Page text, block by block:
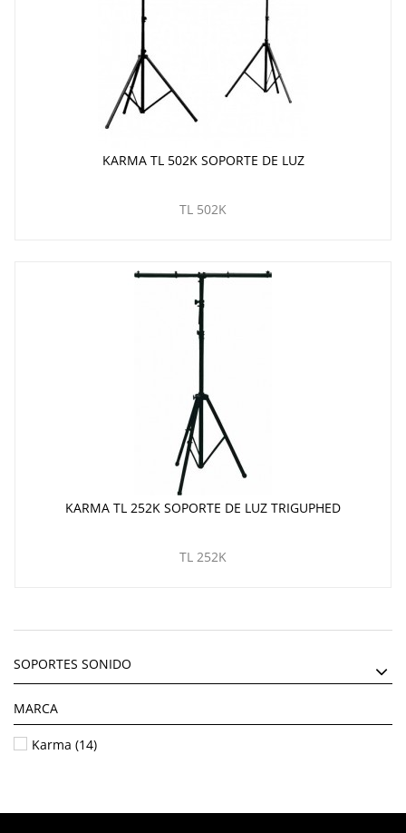
KARMA TL 502K SOPORTE DE LUZ
TL 502K
KARMA TL 252K SOPORTE DE LUZ TRIGUPHED
TL 252K
SOPORTES SONIDO
MARCA
Karma (14)